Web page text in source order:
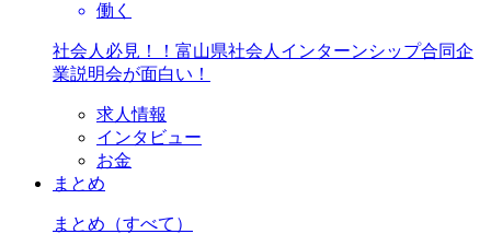
働く
社会人必見！！富山県社会人インターンシップ合同企
業説明会が面白い！
求人情報
インタビュー
お金
まとめ
まとめ （すべて）